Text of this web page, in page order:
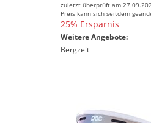
zuletzt überprüft am
Preis kann sich seitdem
25% Ersparnis
Weitere Angebote:
Bergzeit